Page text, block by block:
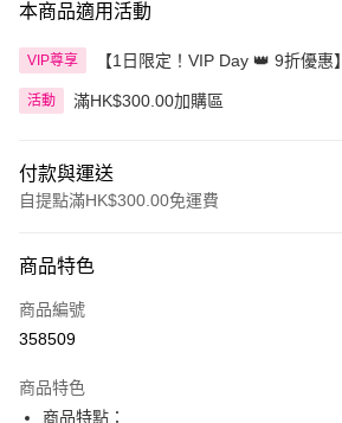
本商品適用活動
VIP尊享 【1日限定！VIP Day 👑 9折優惠】
活動 滿HK$300.00加購區
付款與運送
自提點滿HK$300.00免運費
信用卡
Apple Pay
PayMe
商品特色
商品編號
358509
商品特色
商品特點：